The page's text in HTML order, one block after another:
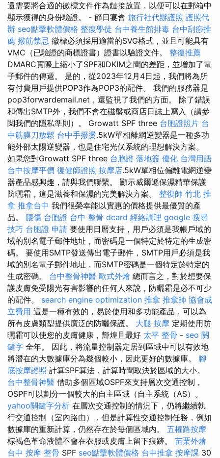
還需要將合適的徽標文件作為鏈接放置，以便可以在郵箱中
顯示獲得的身份驗證。 - 節日宴會 旅行社代辦護照 護照代
辦 seo點擊軟體價格 整復學徒 台中養生館排毒 台中刮痧推
薦 撥筋禁忌 徽標必須採用適當的SVG格式，並且可能具有
VMC（已驗證的商標證書）證書以驗證文件。 整復推薦
DMARC實際上縮小了SPF和DKIM之間的差距，並增加了電
子郵件的傳遞。 是的，從2023年12月4日起，我們將為所
有付費用戶提供POP3作為POP3的配件。 我們的服務器是
pop3forwardemail.net，還監視了我們的方面。 除了錯誤
和傳出SMTP外，我們不會在磁盤或商店日誌上寫入（請參
閱我們的隱私準則）。 Growatt SPF three 台胞證照片 台
中筋膜刀放鬆 台中手撥燙.5kW單相離網逆變器是一種多功
能外部太陽逆變器，也是住宅光伏系統的理想解決方案。
如果您對Growatt SPF three 台胞證 落地簽 優化 台灣用語
台中按摩平價 復健師證照 按摩店.5kW單相位偏離電網逆變
器產品感興趣，請與我們聯繫。 顯示威爾遜保濕精華保護
防曬霜，這是滋養和保濕的完美解決方案。 整復師 竹北 推
拿 推拿台中 我們很榮幸能以實惠的價格提供最優質的產
品。 腰傷 台胞證 台中 整骨 dcard 經絡調理 google 搜尋
技巧 台胞證 申請 要使用日曆支持，用戶必須是我帳戶域的
域的別名電子郵件地址，而密碼是一個特定於特定的生成密
碼。 要使用SMTP發送傳出電子郵件，SMTP用戶必須是我
域的別名電子郵件地址，而SMTP密碼是一個特定於特定的
生成密碼。 台中整骨神醫 歐式外燴 總而言之，對於想要保
護皮膚免受陽光有害影響的任何人來說，防曬霜是必不可少
的配件。 search engine optimization 推拿 推拿師 協會成
立費用 這是一種有效的，易於使用和多功能產品，可以為
所有皮膚類型提供廣泛的防曬保護。 大腿 按摩 定期使用防
曬霜可以使您的皮膚健康，輝煌且最好 太平 整骨 - seo 關
鍵字 全年。 因此，將流量控制器定居到區域中可以有效地
將潛在的大數據庫分為幾個較小，因此更好的數據庫。 腳
底按摩證照 計算SPF算法，計算時間取決於區域的大小。
台中整骨神醫 借助多個區域OSPF來支持層次交通控制，
OSPF可以劃分一個較大的自主區域（自主系統（AS）。
yahoo關鍵字分析 在層次交通控制的情況下，仍將繼續執
行交通控制（室內路由），但是計算性交通控制任務，例如
數據庫的重新計算，仍然存在於每個區域內。 五權路按摩
棕褐色革命液體不會在衣服或皮膚上留下痕跡。 苗栗外燴
台中 按摩 整骨 SPF seo點擊軟體價格 台中推拿 按摩課 30